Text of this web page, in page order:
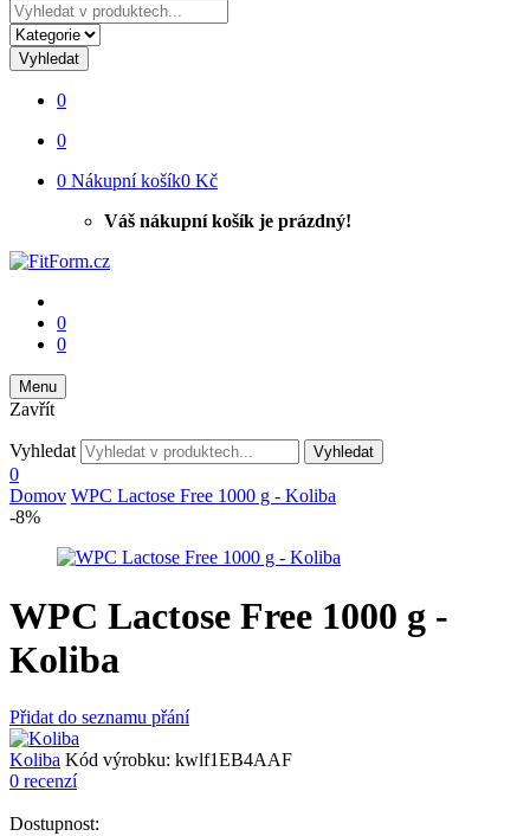
Vyhledat
0
0
0 Nákupní košík0 Kč
Váš nákupní košík je prázdný!
0
0
Menu
Zavřít
Vyhledat Vyhledat
0
Domov WPC Lactose Free 1000 g - Koliba
-8%
WPC Lactose Free 1000 g -
Koliba
Přidat do seznamu přání
Koliba Kód výrobku: kwlf1EB4AAF
0 recenzí
Dostupnost: